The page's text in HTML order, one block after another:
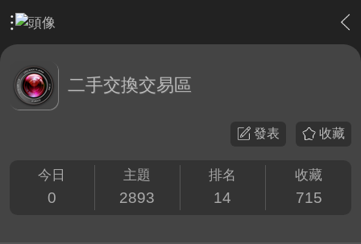
敗家特區 For Sale or Trade › 二手交換交易區
二手交換交易區
收藏
發表
今日
0
主題
2893
排名
14
收藏
715